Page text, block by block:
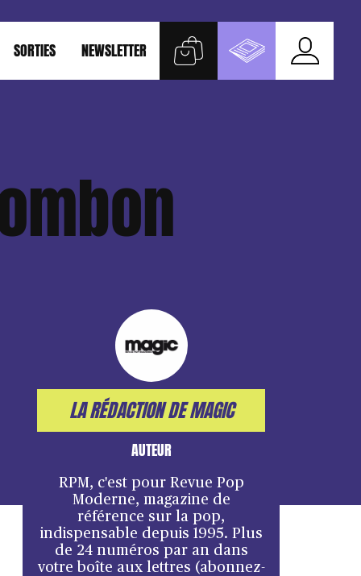
SORTIES NEWSLETTER
LA RÉDACTION DE MAGIC
AUTEUR
RPM, c'est pour Revue Pop
Moderne, magazine de
référence sur la pop,
indispensable depuis 1995. Plus
de 24 numéros par an dans
votre boîte aux lettres (abonnez-